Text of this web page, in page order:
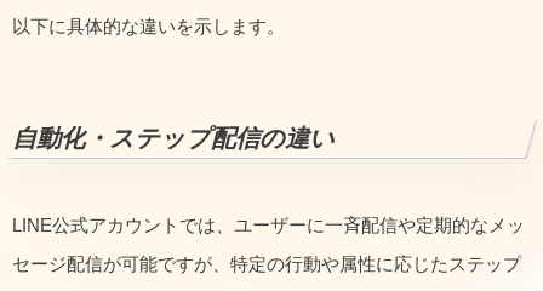
以下に具体的な違いを示します。
自動化・ステップ配信の違い
LINE公式アカウントでは、ユーザーに一斉配信や定期的なメッ
セージ配信が可能ですが、特定の行動や属性に応じたステップ